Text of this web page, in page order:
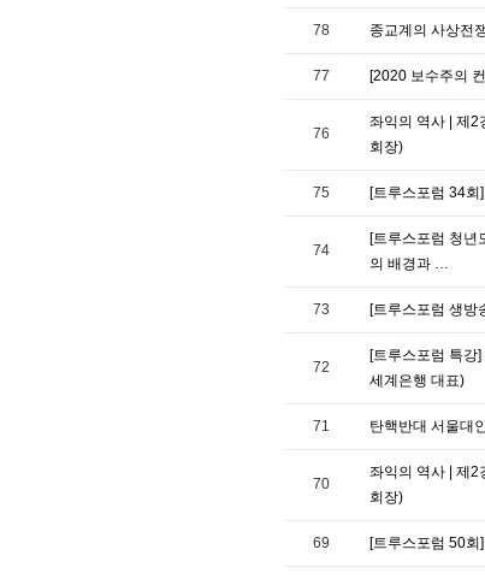
78 종교계의 사상전
77 [2020 보수주의
76
좌익의 역사 | 제2
회장)
75 [트루스포럼 34회
74
[트루스포럼 청년
의 배경과 …
73 [트루스포럼 생방
72
[트루스포럼 특강
세계은행 대표)
71 탄핵반대 서울대
70
좌익의 역사 | 제2
회장)
69 [트루스포럼 50